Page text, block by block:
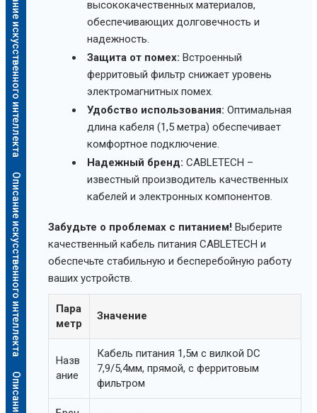
Описание искусственного интеллекта
Описание искусственного интеллекта
высококачественных материалов,
обеспечивающих долговечность и
надежность.
Защита от помех: Встроенный
ферритовый фильтр снижает уровень
электромагнитных помех.
Удобство использования: Оптимальная
длина кабеля (1,5 метра) обеспечивает
комфортное подключение.
Надежный бренд: CABLETECH –
известный производитель качественных
кабелей и электронных компонентов.
Забудьте о проблемах с питанием! Выберите
качественный кабель питания CABLETECH и
обеспечьте стабильную и бесперебойную работу
ваших устройств.
Пара
метр
Значение
Назв
ание
Кабель питания 1,5м с вилкой DC
7,9/5,4мм, прямой, с ферритовым
фильтром